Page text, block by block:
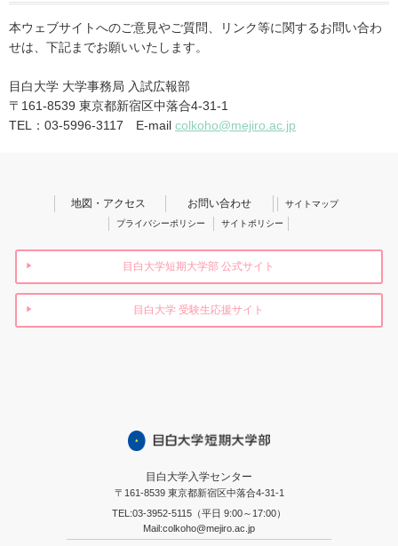
本ウェブサイトへのご意見やご質問、リンク等に関するお問い合わ
せは、下記までお願いいたします。
目白大学 大学事務局 入試広報部
〒161-8539 東京都新宿区中落合4-31-1
TEL：03-5996-3117 E-mail colkoho@mejiro.ac.jp
目白大学短期大学部 公式サイト
目白大学 受験生応援サイト
地図・アクセス お問い合わせ
サイトマップ
プライバシーポリシー
サイトポリシー
目白大学入学センター
〒161-8539 東京都新宿区中落合4-31-1
TEL:03-3952-5115（平日 9:00～17:00）
Mail:colkoho@mejiro.ac.jp